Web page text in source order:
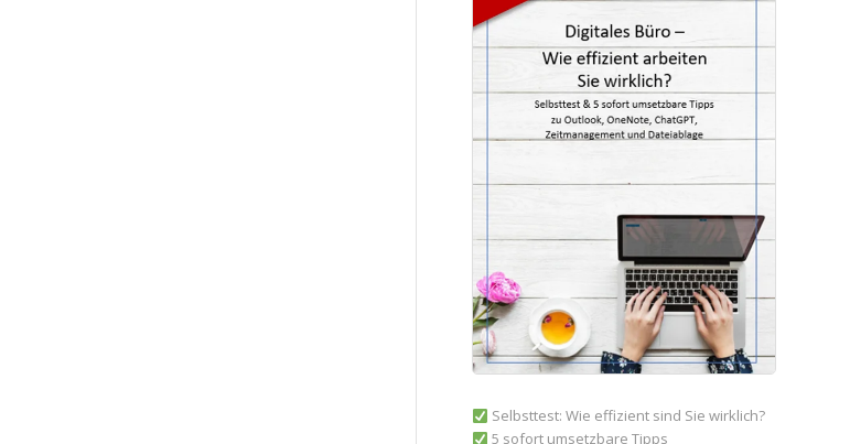
Selbsttest: Wie effizient sind Sie wirklich?
5 sofort umsetzbare Tipps